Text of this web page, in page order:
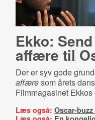
Ekko:
affære til
Der er syv gode
affæresom årets
Filmmagasinet Ekkos
Læs også: Oscar-